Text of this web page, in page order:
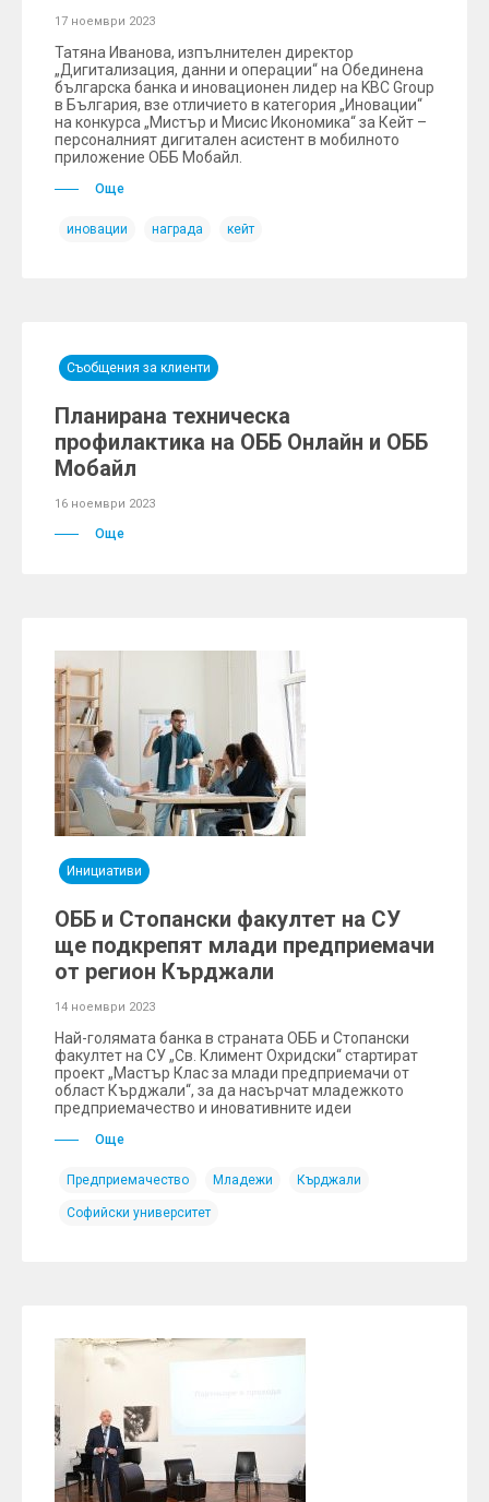
17 ноември 2023
Татяна Иванова, изпълнителен директор
„Дигитализация, данни и операции“ на Обединена
българска банка и иновационен лидер на KBC Group
в България, взе отличието в категория „Иновации“
на конкурса „Мистър и Мисис Икономика“ за Кейт –
персоналният дигитален асистент в мобилното
приложение ОББ Мобайл.
Още
иновации награда кейт
Съобщения за клиенти
Планирана техническа
профилактика на ОББ Онлайн и ОББ
Мобайл
16 ноември 2023
Още
Инициативи
ОББ и Стопански факултет на СУ
ще подкрепят млади предприемачи
от регион Кърджали
14 ноември 2023
Най-голямата банка в страната ОББ и Стопански
факултет на СУ „Св. Климент Охридски“ стартират
проект „Мастър Клас за млади предприемачи от
област Кърджали“, за да насърчат младежкото
предприемачество и иновативните идеи
Още
Предприемачество Младежи Кърджали
Софийски университет